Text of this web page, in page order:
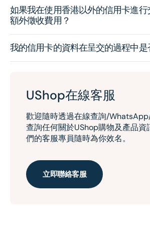
如果我在使用香港以外的信用卡進
額外徵收費用？
我的信用卡的資料在呈交的過程中是
UShop在線客服
歡迎隨時透過在線查詢/
查詢任何關於UShop購物及產品資
們的客服專員隨時為你效名。
立即聯絡客服